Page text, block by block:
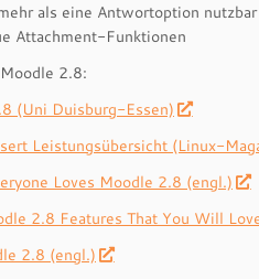
als eine Antwortoption nutzbar
Attachment-Funktionen
2.8:
(Uni Duisburg-Essen)
Leistungsübersicht (Linux-
Loves Moodle 2.8 (engl.)
2.8 Features That You Will
2.8 (engl.)